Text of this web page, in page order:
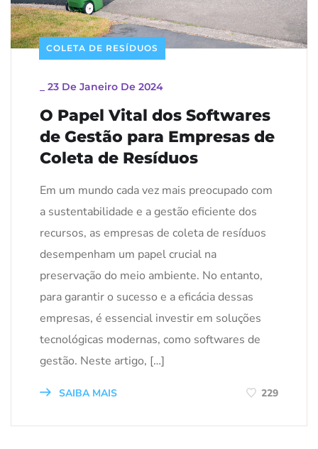
COLETA DE RESÍDUOS
23 De Janeiro De 2024
O Papel Vital dos Softwares
de Gestão para Empresas de
Coleta de Resíduos
Em um mundo cada vez mais preocupado com
a sustentabilidade e a gestão eficiente dos
recursos, as empresas de coleta de resíduos
desempenham um papel crucial na
preservação do meio ambiente. No entanto,
para garantir o sucesso e a eficácia dessas
empresas, é essencial investir em soluções
tecnológicas modernas, como softwares de
gestão. Neste artigo, […]
SAIBA MAIS 229